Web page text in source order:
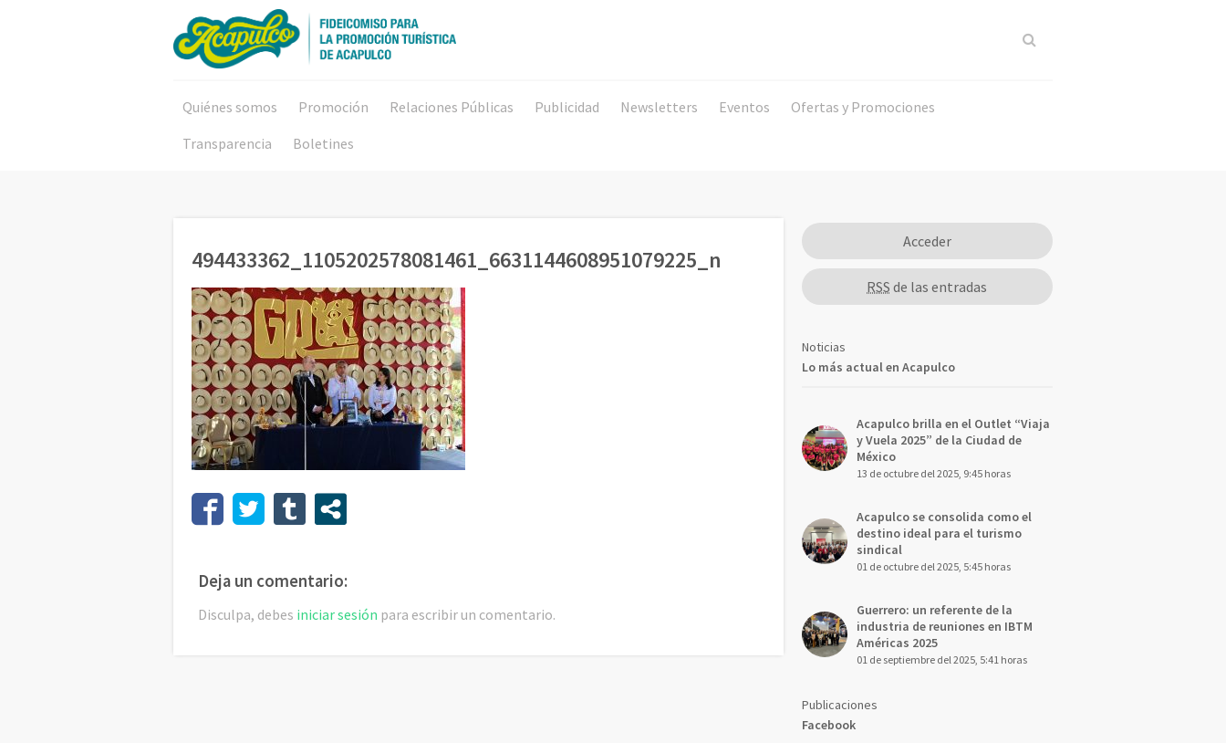
Quiénes somos Promoción Relaciones Públicas Publicidad Newsletters Eventos
Ofertas y Promociones
Transparencia
Boletines
494433362_1105202578081461_6631144608951079225_n
Deja un comentario:
Disculpa, debes iniciar sesión para escribir un comentario.
Acceder
RSS de las entradas
Noticias
Lo más actual en Acapulco
Acapulco brilla en el Outlet “Viaja
y Vuela 2025” de la Ciudad de
México
13 de octubre del 2025, 9:45 horas
Acapulco se consolida como el
destino ideal para el turismo
sindical
01 de octubre del 2025, 5:45 horas
Guerrero: un referente de la
industria de reuniones en IBTM
Américas 2025
01 de septiembre del 2025, 5:41 horas
Publicaciones
Facebook